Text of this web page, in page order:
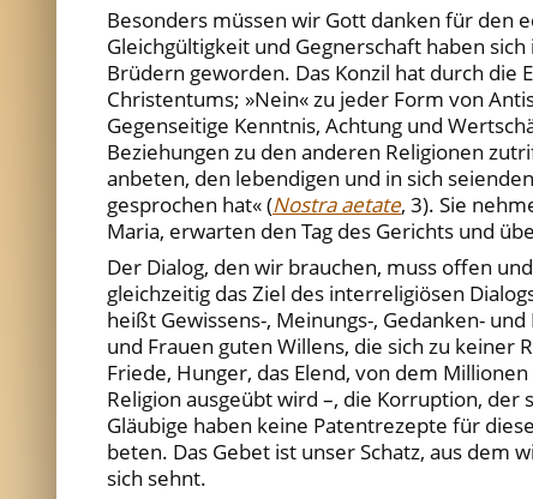
Besonders müssen wir Gott danken für den
Gleichgültigkeit und Gegnerschaft haben
Brüdern geworden. Das Konzil hat durch die
Christentums; »Nein« zu jeder Form von
Gegenseitige Kenntnis, Achtung und
Beziehungen zu den anderen Religionen
anbeten, den lebendigen und in sich
gesprochen hat« (Nostra aetate, 3). Sie
Maria, erwarten den Tag des Gerichts und
Der Dialog, den wir brauchen, muss offen
gleichzeitig das Ziel des interreligiösen
heißt Gewissens-, Meinungs-, Gedanken-
und Frauen guten Willens, die sich zu
Friede, Hunger, das Elend, von dem
Religion ausgeübt wird –, die Korruption,
Gläubige haben keine Patentrezepte für
beten. Das Gebet ist unser Schatz, aus dem
sich sehnt.